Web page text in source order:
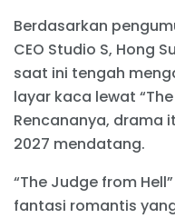
Berdasarkan
CEO Studio S, Hong
saat ini tengah
layar kaca lewat
Rencananya, drama
2027 mendatang.
“The Judge from
fantasi romantis